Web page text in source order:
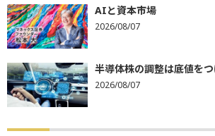
AIと資本市場
2026/08/07
半導体株の調整は底値を
2026/08/07